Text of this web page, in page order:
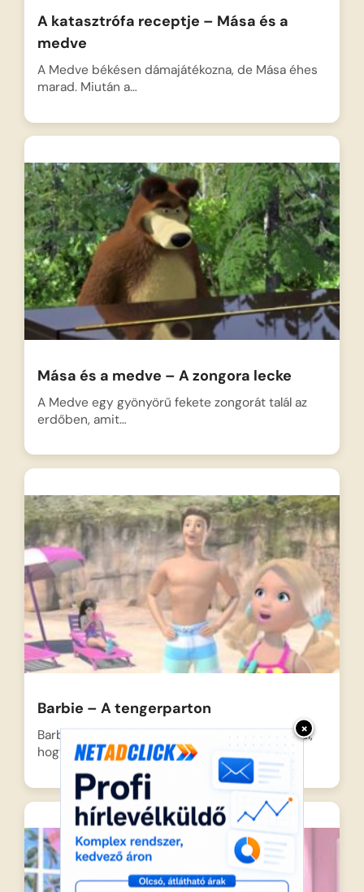
×
A katasztrófa receptje – Mása és a
medve
A Medve békésen dámajátékozna, de Mása éhes
marad. Miután a…
Mása és a medve – A zongora lecke
A Medve egy gyönyörű fekete zongorát talál az
erdőben, amit…
Barbie – A tengerparton
Barbie és barátai kiszabadulnak a négy fal közül,
hogy élvezzék…